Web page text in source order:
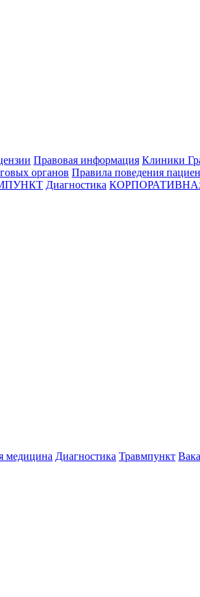
Правовая информация Клиники
органов Правила поведения
Диагностика
медицина Диагностика Травмпункт